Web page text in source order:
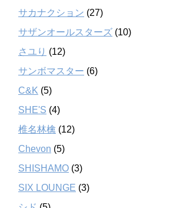
サカナクション (27)
サザンオールスターズ (10)
さユり (12)
サンボマスター (6)
C&K (5)
SHE'S (4)
椎名林檎 (12)
Chevon (5)
SHISHAMO (3)
SIX LOUNGE (3)